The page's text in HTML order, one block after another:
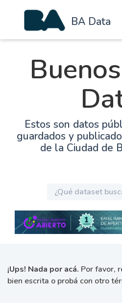
BA Data
Estos son datos
guardados y
de la Ciudad de
¡Ups! Nada por acá. Por favor,
bien escrita o probá con otro